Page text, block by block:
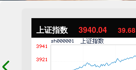
上证指数 3940.04 39.68